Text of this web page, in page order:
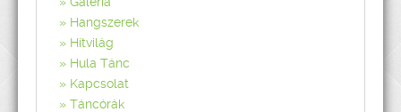
Hangszerek
Hitvilág
Hula Tánc
Kapcsolat
Táncórák